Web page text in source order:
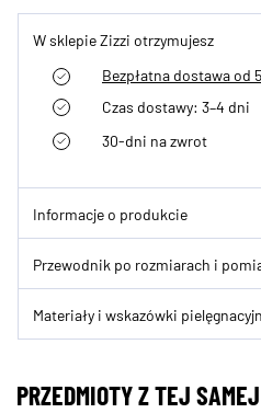
W sklepie Zizzi otrzymujesz
Bezpłatna dostawa od
Czas dostawy: 3–4 dni
30-dni na zwrot
Informacje o produkcie
Przewodnik po rozmiarach i
Materiały i wskazówki
PRZEDMIOTY Z TEJ